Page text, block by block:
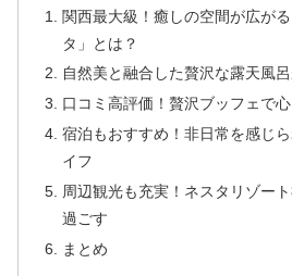
関西最大級！癒しの空間が広が
タ」とは？
自然美と融合した贅沢な露天風
口コミ高評価！贅沢ブッフェで
宿泊もおすすめ！非日常を感じ
イフ
周辺観光も充実！ネスタリゾー
過ごす
まとめ